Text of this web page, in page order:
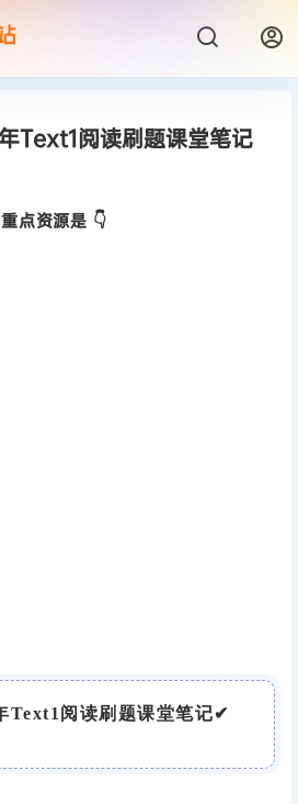
Text1阅读刷题课堂笔记
点资源是 👇
Text1阅读刷题课堂笔记✔